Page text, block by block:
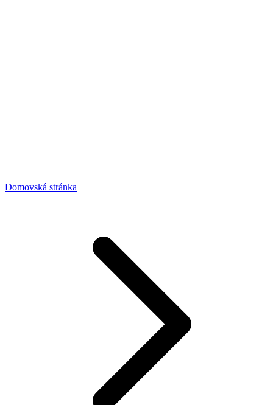
Domovská stránka